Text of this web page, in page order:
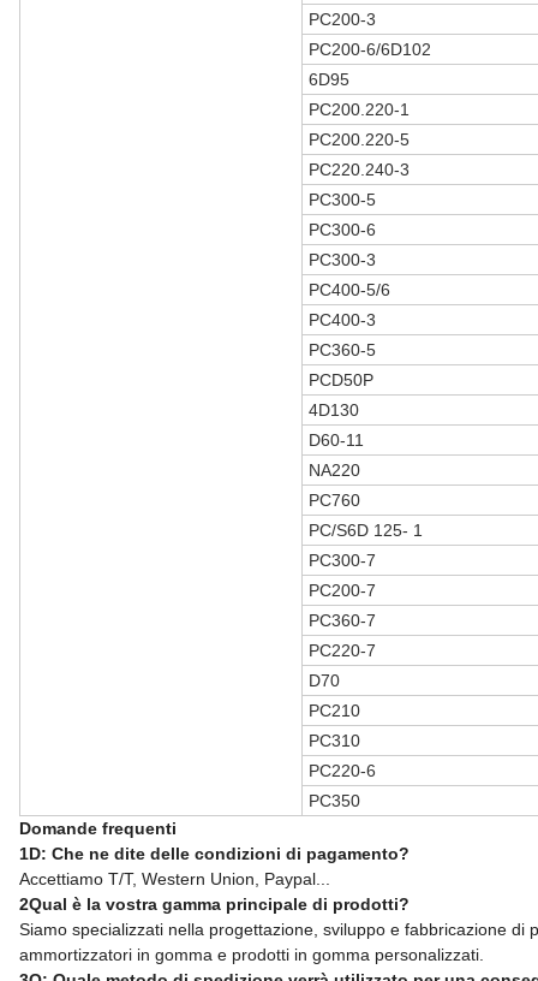
PC200-3
PC200-6/6D102
6D95
PC200.220-1
PC200.220-5
PC220.240-3
PC300-5
PC300-6
PC300-3
PC400-5/6
PC400-3
PC360-5
PCD50P
4D130
D60-11
NA220
PC760
PC/S6D 125- 1
PC300-7
PC200-7
PC360-7
PC220-7
D70
PC210
PC310
PC220-6
PC350
Domande frequenti
1D: Che ne dite delle condizioni di pagamento?
Accettiamo T/T, Western Union, Paypal...
2Qual è la vostra gamma principale di prodotti?
Siamo specializzati nella progettazione, sviluppo e fabbricazione
ammortizzatori in gomma e prodotti in gomma personalizzati.